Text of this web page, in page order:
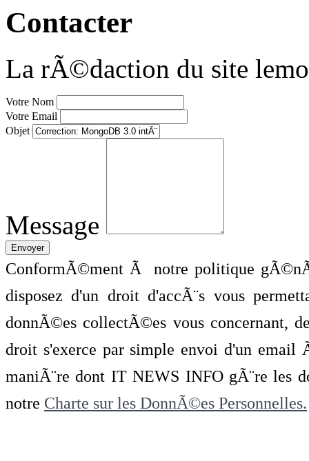
Contacter
La rÃ©daction du site
Votre Nom
Votre Email
Objet
Message
ConformÃ©ment Ã notre politique
disposez d'un droit d'accÃ¨s vous
donnÃ©es collectÃ©es vous concernant,
droit s'exerce par simple envoi d'un
maniÃ¨re dont IT NEWS INFO gÃ¨re les
notre Charte sur les DonnÃ©es Personnelles.